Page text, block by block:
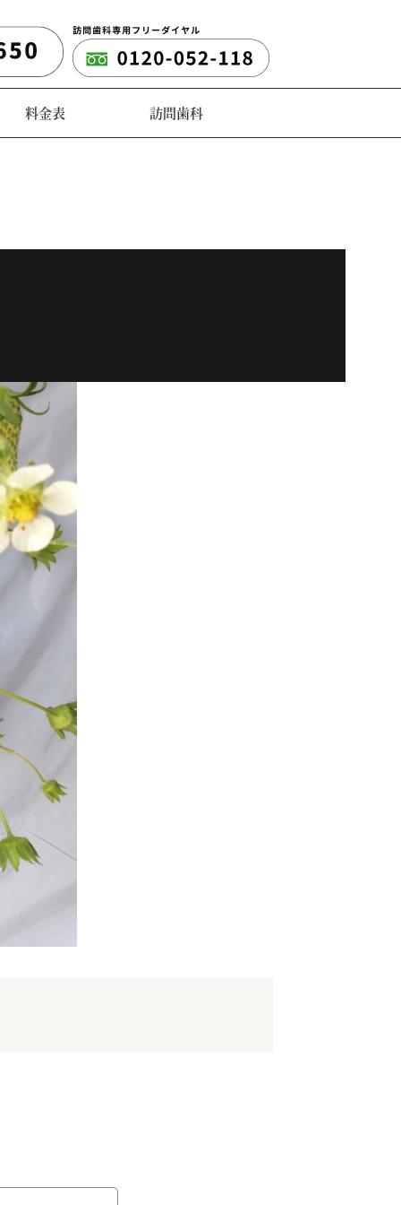
料金表 訪問歯科